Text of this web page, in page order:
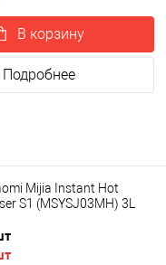
В корзину
Подробнее
Mijia Instant Hot
S1 (MSYSJ03MH) 3L